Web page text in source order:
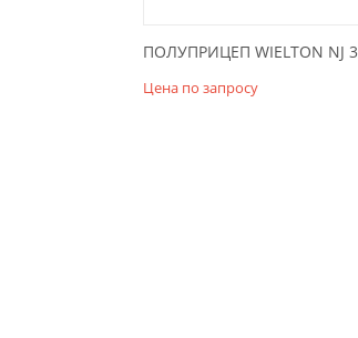
ПОЛУПРИЦЕП WIELTON NJ 3
Цена по запросу